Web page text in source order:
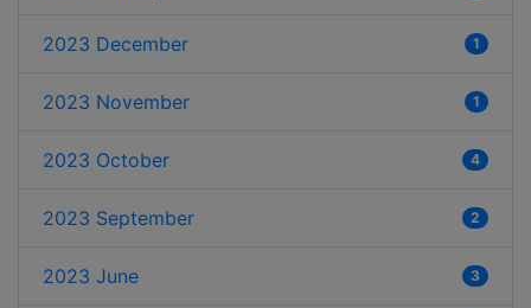
2023 December 1
2023 November 1
2023 October 4
2023 September 2
2023 June 3